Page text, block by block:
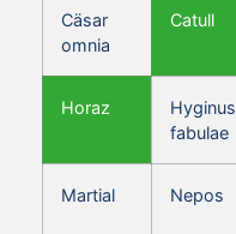
Cäsar
omnia
Catull
Horaz
Hyginus
fabulae
Martial Nepos